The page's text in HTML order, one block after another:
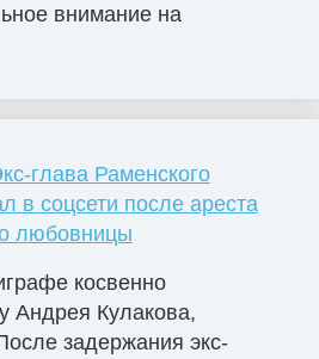
внимание на
глава Раменского
в соцсети после ареста
любовницы
косвенно
Андрея Кулакова,
задержания экс-